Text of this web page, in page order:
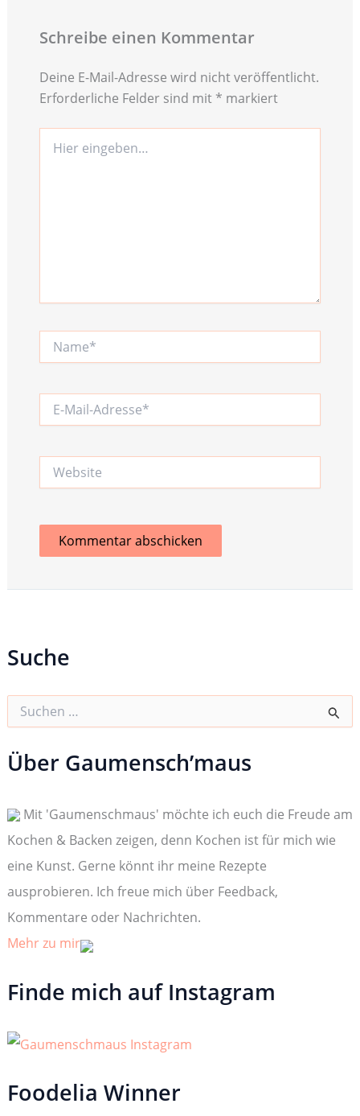
Schreibe einen Kommentar
Deine E-Mail-Adresse wird nicht veröffentlicht.
Erforderliche Felder sind mit * markiert
eingeben…
Mail-
Website
Suche
h
e
a
h
:
Über Gaumensch’maus
Mit 'Gaumenschmaus' möchte ich euch die Freude am
Kochen & Backen zeigen, denn Kochen ist für mich wie
eine Kunst. Gerne könnt ihr meine Rezepte
ausprobieren. Ich freue mich über Feedback,
Kommentare oder Nachrichten.
Mehr zu mir
Finde mich auf Instagram
Foodelia Winner